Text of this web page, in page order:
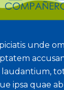
unde
ipsa quae